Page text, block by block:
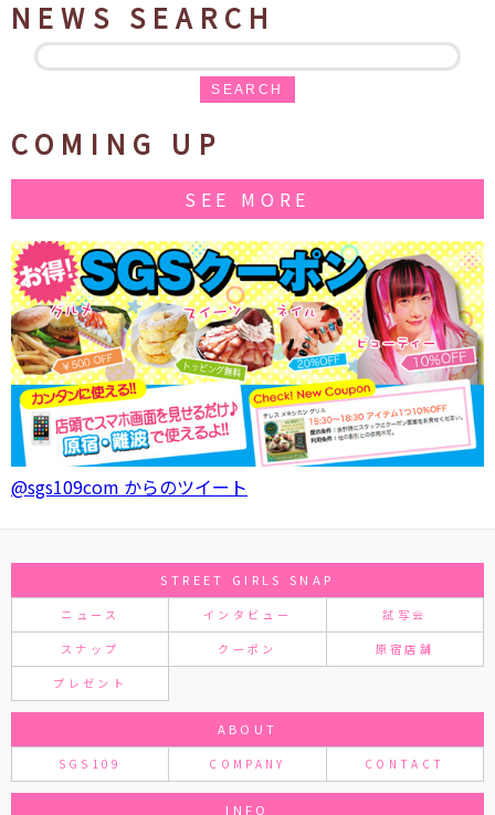
NEWS SEARCH
SEARCH
COMING UP
SEE MORE
@sgs109com からのツイート
STREET GIRLS SNAP
ニュース インタビュー 試写会
スナップ クーポン 原宿店舗
プレゼント
ABOUT
SGS109 COMPANY CONTACT
INFO